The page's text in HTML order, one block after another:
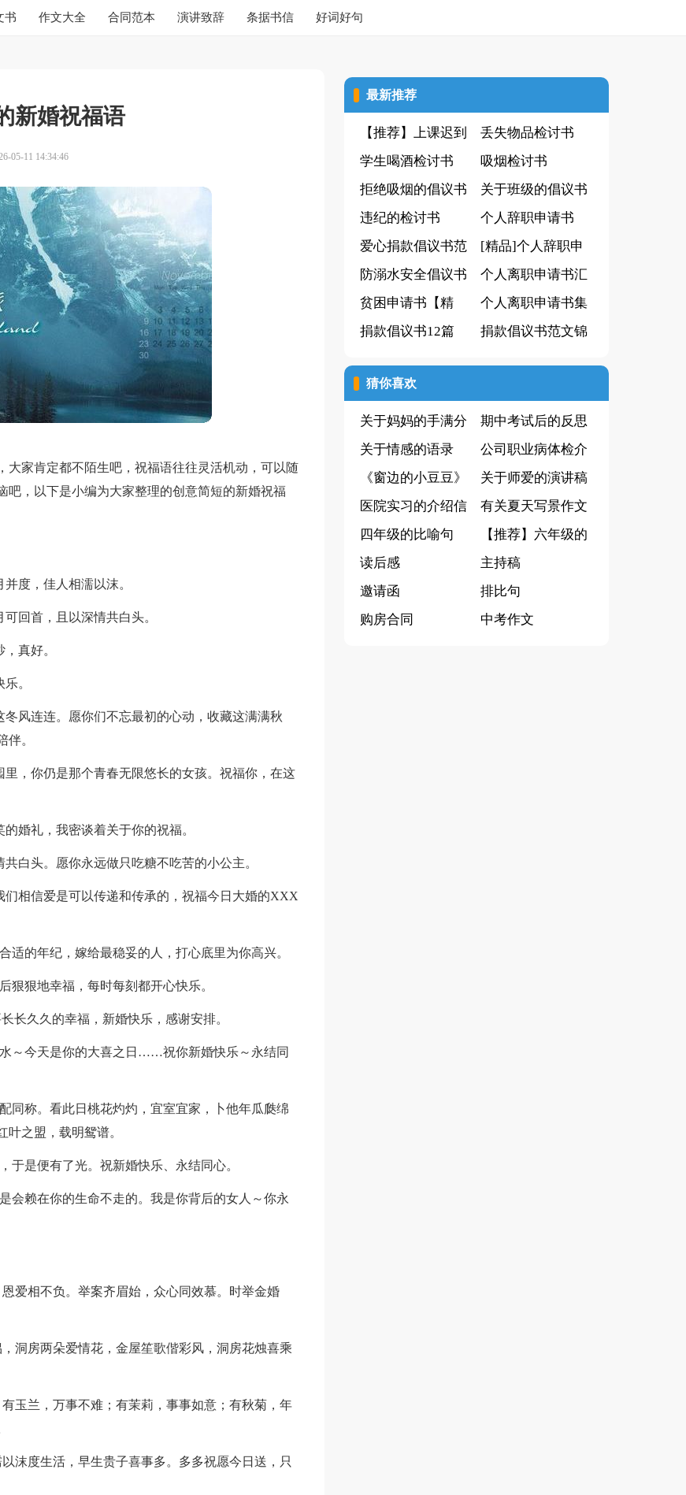
书 作文大全 合同范本 演讲致辞 条据书信 好词好句
新婚祝福语
05-11 14:34:46
大家肯定都不陌生吧，祝福语往往灵活机动，可以随
，以下是小编为大家整理的创意简短的新婚祝福
度，佳人相濡以沫。
回首，且以深情共白头。
真好。
。
风连连。愿你们不忘最初的心动，收藏这满满秋
。
，你仍是那个青春无限悠长的女孩。祝福你，在这
婚礼，我密谈着关于你的祝福。
白头。愿你永远做只吃糖不吃苦的小公主。
相信爱是可以传递和传承的，祝福今日大婚的XXX
适的年纪，嫁给最稳妥的人，打心底里为你高兴。
狠狠地幸福，每时每刻都开心快乐。
长久久的幸福，新婚快乐，感谢安排。
～今天是你的大喜之日……祝你新婚快乐～永结同
同称。看此日桃花灼灼，宜室宜家，卜他年瓜瓞绵
之盟，载明鸳谱。
于是便有了光。祝新婚快乐、永结同心。
会赖在你的生命不走的。我是你背后的女人～你永
爱相不负。举案齐眉始，众心同效慕。时举金婚
洞房两朵爱情花，金屋笙歌偕彩风，洞房花烛喜乘
玉兰，万事不难；有茉莉，事事如意；有秋菊，年
沫度生活，早生贵子喜事多。多多祝愿今日送，只
最新推荐
【推荐】上课迟到
检讨书
丢失物品检讨书
学生喝酒检讨书
【热】
吸烟检讨书
拒绝吸烟的倡议书
关于班级的倡议书
违纪的检讨书
个人辞职申请书
【共7篇】
爱心捐款倡议书范
文
[精品]个人辞职申
请书
防溺水安全倡议书
(精选15篇)
个人离职申请书汇
编15篇
贫困申请书【精
品】
个人离职申请书集
合15篇
捐款倡议书12篇
捐款倡议书范文锦
猜你喜欢
关于妈妈的手满分
作文汇总6篇
期中考试后的反思
作文12篇
关于情感的语录
【推荐】
公司职业病体检介
绍信
《窗边的小豆豆》
读后感(15篇)
关于师爱的演讲稿
医院实习的介绍信
有关夏天写景作文
锦集五篇
四年级的比喻句
【推荐】六年级的
作文300字5篇
读后感
主持稿
邀请函
排比句
购房合同
中考作文